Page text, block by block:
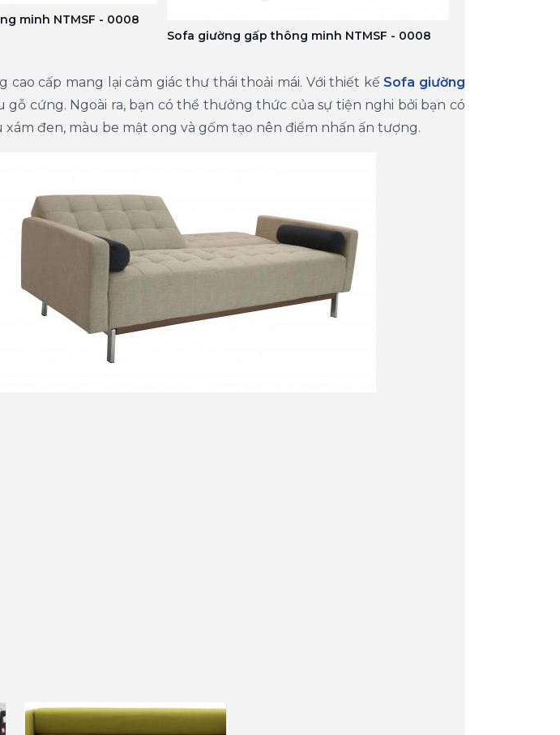
minh NTMSF - 0008
Sofa giường gấp thông minh NTMSF - 0008
cấp mang lại cảm giác thư thái thoải mái. Với thiết kế Sofa giường
cứng. Ngoài ra, bạn có thể thưởng thức của sự tiện nghi bởi bạn có
đen, màu be mật ong và gốm tạo nên điểm nhấn ấn tượng.